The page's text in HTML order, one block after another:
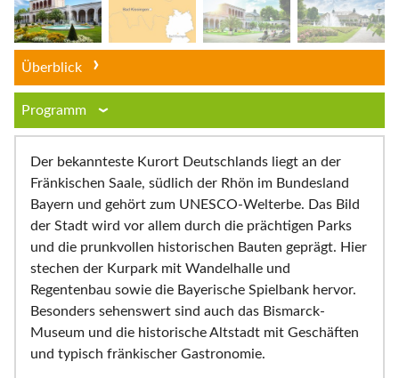
Überblick
Programm
Der bekannteste Kurort Deutschlands liegt an der
Fränkischen Saale, südlich der Rhön im Bundesland
Bayern und gehört zum UNESCO-Welterbe. Das Bild
der Stadt wird vor allem durch die prächtigen Parks
und die prunkvollen historischen Bauten geprägt. Hier
stechen der Kurpark mit Wandelhalle und
Regentenbau sowie die Bayerische Spielbank hervor.
Besonders sehenswert sind auch das Bismarck-
Museum und die historische Altstadt mit Geschäften
und typisch fränkischer Gastronomie.